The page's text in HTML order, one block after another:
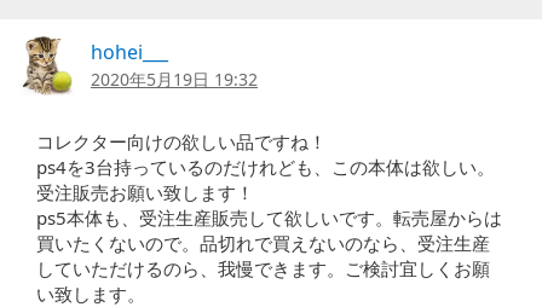
hohei___
2020年5月19日 19:32
コレクター向けの欲しい品ですね！
ps4を3台持っているのだけれども、この本体は欲しい。
受注販売お願い致します！
ps5本体も、受注生産販売して欲しいです。転売屋からは
買いたくないので。品切れで買えないのなら、受注生産
していただけるのら、我慢できます。ご検討宜しくお願
い致します。